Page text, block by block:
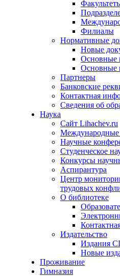
Филиалы
Нормативные
Новые
Основные
Основные
Партнеры
Банковские
Контактная
Сведения об
Наука
Сайт Lihachev.ru
Международные
Научные
Студенческое
Конкурсы
Аспирантура
Центр
трудовых
О библиотеке
Издательство
Издания
Новые
Проживание
Гимназия